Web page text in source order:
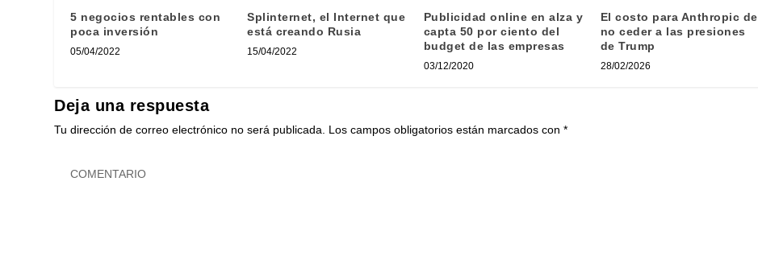
5 negocios rentables con
poca inversión
05/04/2022
Splinternet, el Internet que
está creando Rusia
15/04/2022
Publicidad online en alza y
capta 50 por ciento del
budget de las empresas
03/12/2020
El costo para Anthropic de
no ceder a las presiones
de Trump
28/02/2026
Deja una respuesta
Tu dirección de correo electrónico no será publicada. Los campos obligatorios están marcados con*